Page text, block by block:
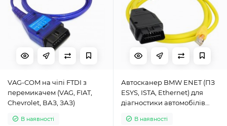
VAG-COM на чіпі FTDI з
перемикачем (VAG, FIAT,
Chevrolet, ВАЗ, ЗАЗ)
В наявності
Автосканер BMW ENET (ПЗ
ESYS, ISTA, Ethernet) для
діагностики автомобілів
В наявності